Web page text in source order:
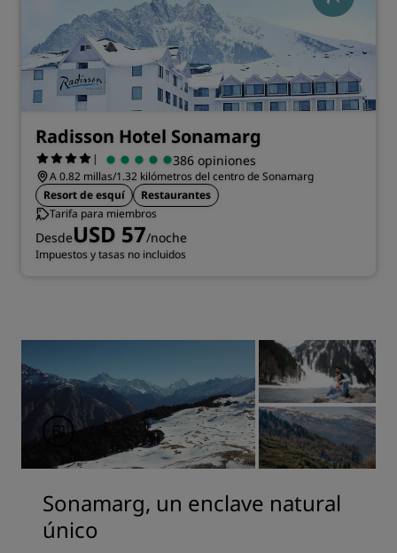
Radisson Hotel Sonamarg
| 386 opiniones
A 0.82 millas/1.32 kilómetros del centro de Sonamarg
Resort de esquí
Restaurantes
Tarifa para miembros
DesdeUSD 57/noche
Impuestos y tasas no incluidos
Sonamarg, un enclave natural
único